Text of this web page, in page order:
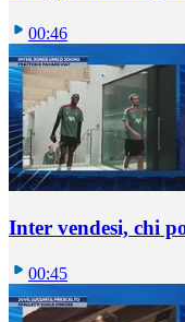
00:46
Inter vendesi, chi
00:45